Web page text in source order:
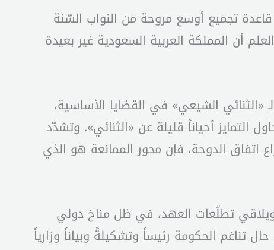
تجميع أوسع مروحة من النواب السّنة
أن المملكة العربية السعودية غير بعيدة
«الثنائي الشيعي» في القضايا الأساسية،
أحياناً قليلة عن «الثنائي». وتشدّد
اتفاق الدوحة، فإن محور الممانعة هو الذي
تطلّعات العهد، في ظل مناخ دولي
الحكومة رئيساً وتشكيلةً وبياناً وزارياً